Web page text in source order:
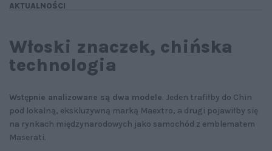
AKTUALNOŚCI
Włoski znaczek, chińska
technologia
Wstępnie analizowane są dwa modele. Jeden trafiłby do Chin
pod lokalną, ekskluzywną marką Maextro, a drugi pojawiłby się
na rynkach międzynarodowych jako samochód z emblematem
Maserati.